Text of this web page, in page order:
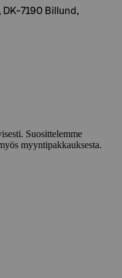
DK-7190 Billund,
Suosittelemme
myyntipakkauksesta.